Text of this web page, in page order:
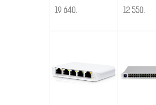
19 640.
12 550.